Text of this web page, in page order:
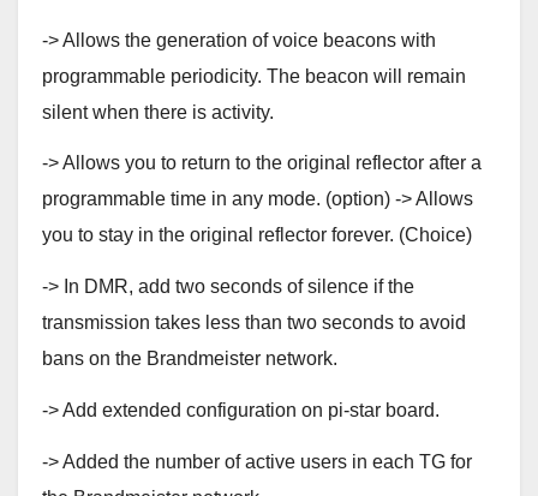
-> Allows the generation of voice beacons with
programmable periodicity. The beacon will remain
silent when there is activity.
-> Allows you to return to the original reflector after a
programmable time in any mode. (option) -> Allows
you to stay in the original reflector forever. (Choice)
-> In DMR, add two seconds of silence if the
transmission takes less than two seconds to avoid
bans on the Brandmeister network.
-> Add extended configuration on pi-star board.
-> Added the number of active users in each TG for